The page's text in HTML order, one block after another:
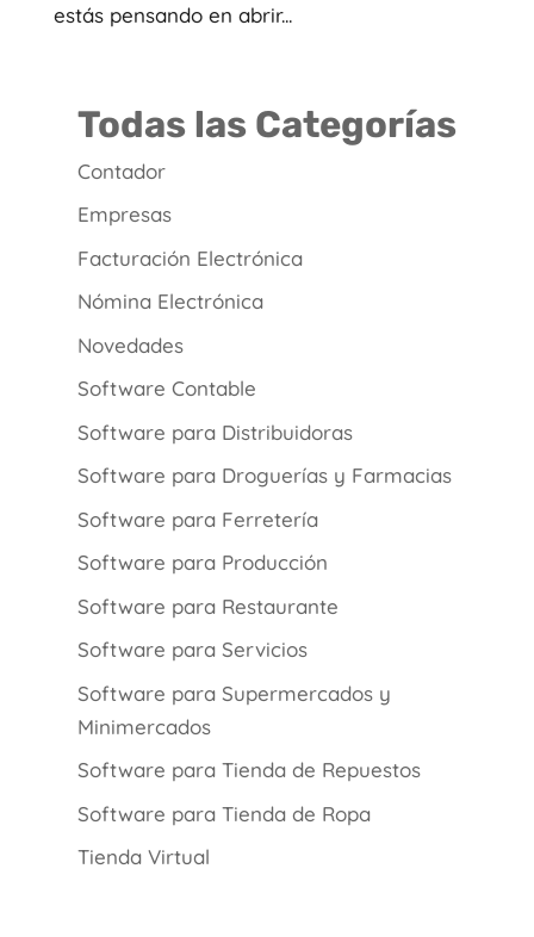
estás pensando en abrir...
Todas las Categorías
Contador
Empresas
Facturación Electrónica
Nómina Electrónica
Novedades
Software Contable
Software para Distribuidoras
Software para Droguerías y Farmacias
Software para Ferretería
Software para Producción
Software para Restaurante
Software para Servicios
Software para Supermercados y
Minimercados
Software para Tienda de Repuestos
Software para Tienda de Ropa
Tienda Virtual